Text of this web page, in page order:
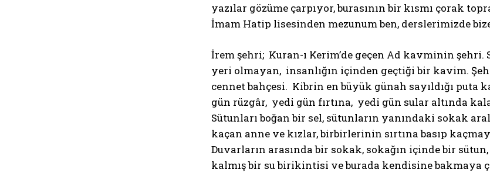
yazılar gözüme çarpıyor, burasının bir kısmı çorak
İmam Hatip lisesinden mezunum ben, derslerimizde
İrem şehri; Kuran-ı Kerim’de geçen Ad kavminin
yeri olmayan, insanlığın içinden geçtiği bir kavim.
cennet bahçesi. Kibrin en büyük günah sayıldığı puta
gün rüzgâr, yedi gün fırtına, yedi gün sular altında
Sütunları boğan bir sel, sütunların yanındaki sokak
kaçan anne ve kızlar, birbirlerinin sırtına basıp
Duvarların arasında bir sokak, sokağın içinde bir
kalmış bir su birikintisi ve burada kendisine bakmaya